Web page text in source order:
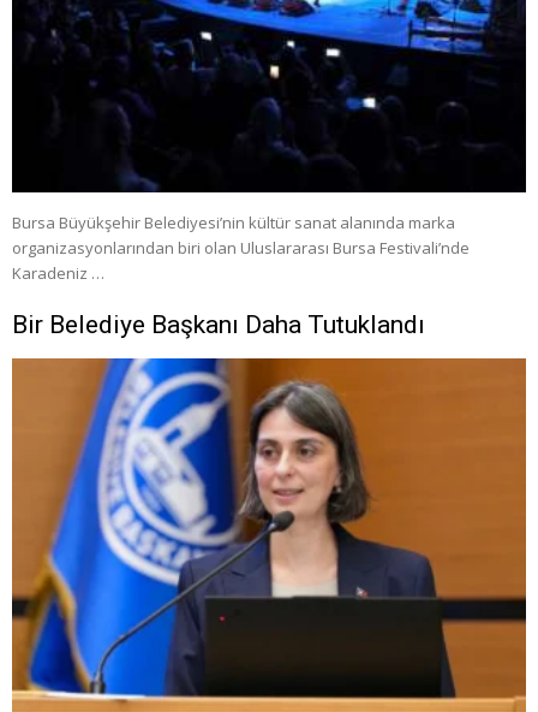
Bursa Büyükşehir Belediyesi’nin kültür sanat alanında marka
organizasyonlarından biri olan Uluslararası Bursa Festivali’nde
Karadeniz …
Bir Belediye Başkanı Daha Tutuklandı